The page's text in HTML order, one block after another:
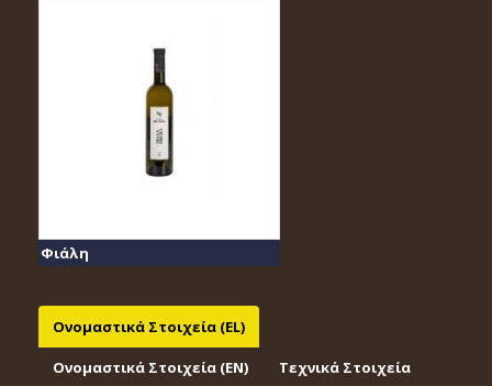
Φιάλη
Ονομαστικά Στοιχεία (EL)
Ονομαστικά Στοιχεία (EΝ) Τεχνικά Στοιχεία